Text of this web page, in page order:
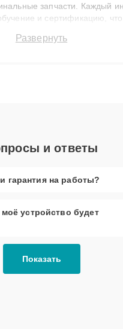
запчасти. Каждый
и сертификацию,
гарантии до 3 лет. Наши
Развернуть
и ответы
гарантия на работы?
моё устройство будет
Показать